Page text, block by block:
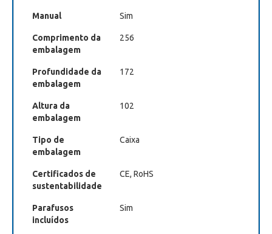
Manual Sim
Comprimento da
embalagem
256
Profundidade da
embalagem
172
Altura da
embalagem
102
Tipo de
embalagem
Caixa
Certificados de
sustentabilidade
CE, RoHS
Parafusos
incluídos
Sim